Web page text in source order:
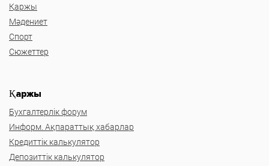
Қаржы
Мәдениет
Спорт
Сюжеттер
Қаржы
Бухгалтерлік форум
Информ. Ақпараттық хабарлар
Кредиттік калькулятор
Депозиттік калькулятор